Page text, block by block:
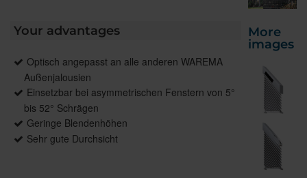
Your advantages
Optisch angepasst an alle anderen WAREMA
Außenjalousien
Einsetzbar bei asymmetrischen Fenstern von 5°
bis 52° Schrägen
Geringe Blendenhöhen
Sehr gute Durchsicht
More
images